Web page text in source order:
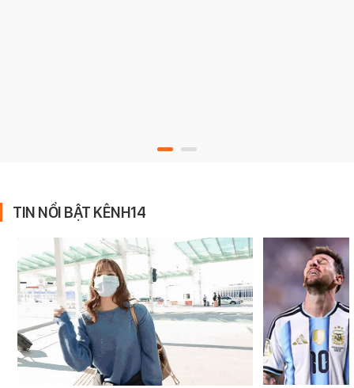
TIN NỔI BẬT KÊNH14